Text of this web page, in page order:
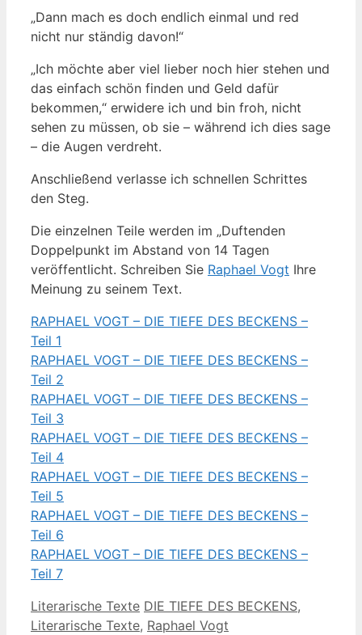
„Dann mach es doch endlich einmal und red
nicht nur ständig davon!“
„Ich möchte aber viel lieber noch hier stehen und
das einfach schön finden und Geld dafür
bekommen,“ erwidere ich und bin froh, nicht
sehen zu müssen, ob sie – während ich dies sage
– die Augen verdreht.
Anschließend verlasse ich schnellen Schrittes
den Steg.
Die einzelnen Teile werden im „Duftenden
Doppelpunkt im Abstand von 14 Tagen
veröffentlicht. Schreiben Sie Raphael Vogt Ihre
Meinung zu seinem Text.
RAPHAEL VOGT – DIE TIEFE DES BECKENS –
Teil 1
RAPHAEL VOGT – DIE TIEFE DES BECKENS –
Teil 2
RAPHAEL VOGT – DIE TIEFE DES BECKENS –
Teil 3
RAPHAEL VOGT – DIE TIEFE DES BECKENS –
Teil 4
RAPHAEL VOGT – DIE TIEFE DES BECKENS –
Teil 5
RAPHAEL VOGT – DIE TIEFE DES BECKENS –
Teil 6
RAPHAEL VOGT – DIE TIEFE DES BECKENS –
Teil 7
Kategorien
Literarische Texte Schlagwörter
DIE TIEFE DES BECKENS,
Literarische Texte, Raphael Vogt